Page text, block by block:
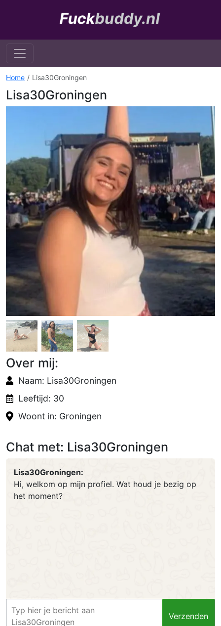
Home Lisa30Groningen
Lisa30Groningen
Over mij:
Naam: Lisa30Groningen
Leeftijd: 30
Woont in: Groningen
Chat met: Lisa30Groningen
Lisa30Groningen:
Hi, welkom op mijn profiel. Wat houd je bezig op
het moment?
Verzenden